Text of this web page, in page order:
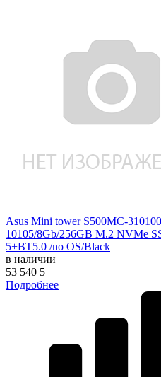
Asus Mini tower S500MC-
10105/8Gb/256GB M.2 NVMe
5+BT5.0 /no OS/Black
в наличии
53 540 5
Подробнее